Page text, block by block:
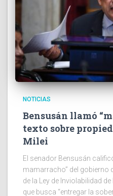
NOTICIAS
Bensusán llamó
texto sobre
Milei
El senador Bensusán
mamarracho” del gobierno
de la Ley de Inviolabilidad
que busca “entregar la